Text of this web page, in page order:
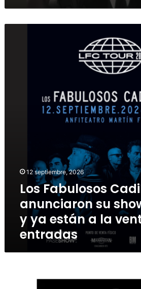
12 septiembre, 2026
Los Fabulosos
anunciaron su
y ya están a la
entradas